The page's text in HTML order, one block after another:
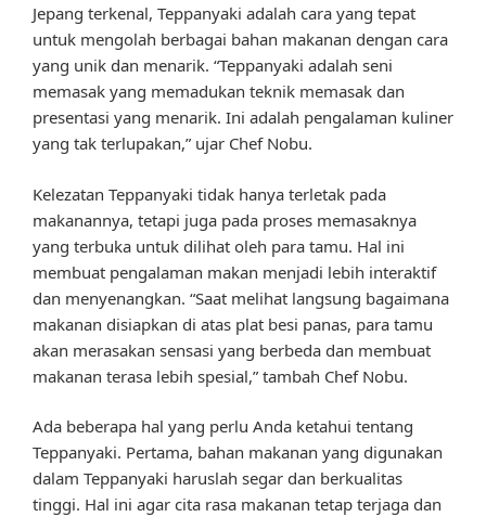
Jepang terkenal, Teppanyaki adalah cara yang tepat
untuk mengolah berbagai bahan makanan dengan cara
yang unik dan menarik. “Teppanyaki adalah seni
memasak yang memadukan teknik memasak dan
presentasi yang menarik. Ini adalah pengalaman kuliner
yang tak terlupakan,” ujar Chef Nobu.
Kelezatan Teppanyaki tidak hanya terletak pada
makanannya, tetapi juga pada proses memasaknya
yang terbuka untuk dilihat oleh para tamu. Hal ini
membuat pengalaman makan menjadi lebih interaktif
dan menyenangkan. “Saat melihat langsung bagaimana
makanan disiapkan di atas plat besi panas, para tamu
akan merasakan sensasi yang berbeda dan membuat
makanan terasa lebih spesial,” tambah Chef Nobu.
Ada beberapa hal yang perlu Anda ketahui tentang
Teppanyaki. Pertama, bahan makanan yang digunakan
dalam Teppanyaki haruslah segar dan berkualitas
tinggi. Hal ini agar cita rasa makanan tetap terjaga dan